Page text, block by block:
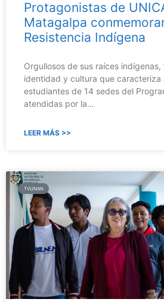
Protagonistas de
Matagalpa
Resistencia Indígena
Orgullosos de sus raíces
identidad y cultura que caracteriza
estudiantes de 14 sedes del
atendidas por la…
LEER MÁS >>
TVUNAN